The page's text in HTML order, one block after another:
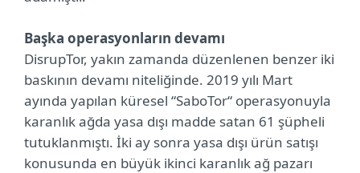
Başka operasyonların devamı
DisrupTor, yakın zamanda düzenlenen benzer iki
baskının devamı niteliğinde. 2019 yılı Mart
ayında yapılan küresel “SaboTor“ operasyonuyla
karanlık ağda yasa dışı madde satan 61 şüpheli
tutuklanmıştı. İki ay sonra yasa dışı ürün satışı
konusunda en büyük ikinci karanlık ağ pazarı